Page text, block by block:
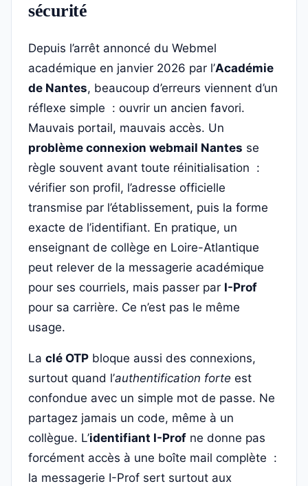
sécurité
Depuis l’arrêt annoncé du Webmel
académique en janvier 2026 par l’Académie
de Nantes, beaucoup d’erreurs viennent d’un
réflexe simple : ouvrir un ancien favori.
Mauvais portail, mauvais accès. Un
problème connexion webmail Nantes se
règle souvent avant toute réinitialisation :
vérifier son profil, l’adresse officielle
transmise par l’établissement, puis la forme
exacte de l’identifiant. En pratique, un
enseignant de collège en Loire-Atlantique
peut relever de la messagerie académique
pour ses courriels, mais passer par I-Prof
pour sa carrière. Ce n’est pas le même
usage.
La clé OTP bloque aussi des connexions,
surtout quand l’authentification forte est
confondue avec un simple mot de passe. Ne
partagez jamais un code, même à un
collègue. L’identifiant I-Prof ne donne pas
forcément accès à une boîte mail complète :
la messagerie I-Prof sert surtout aux